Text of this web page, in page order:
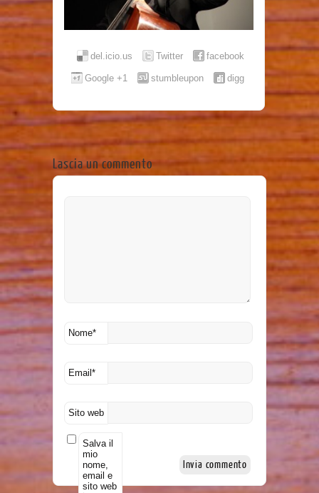
facebook
Twitter
del.icio.us
digg
stumbleupon
Google +1
Lascia un commento
Nome*
Email *
Sito web
Salva il
mio
nome,
email e
sito web